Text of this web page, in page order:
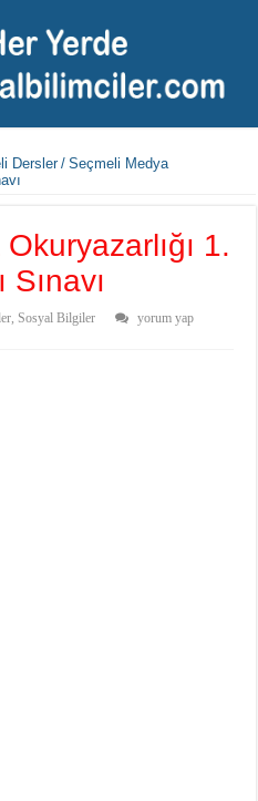
Dersler / Seçmeli Medya
1.
Sınavı
Sosyal Bilgiler
yorum yap